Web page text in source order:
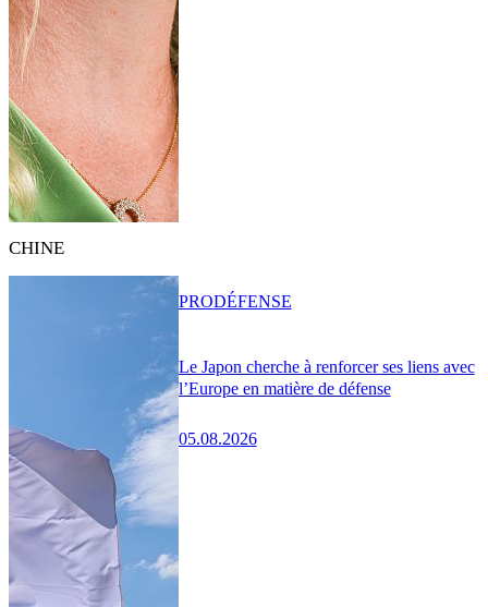
CHINE
Le Japon cherche à renforcer ses liens avec
l’Europe en matière de défense
05.08.2026
PRODÉFENSE